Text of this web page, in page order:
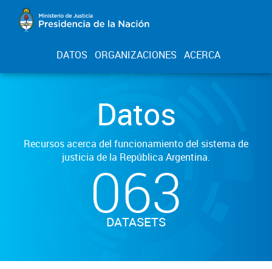
DATOS ORGANIZACIONES ACERCA
Datos
Recursos acerca del funcionamiento del sistema de
justicia de la República Argentina.
063
DATASETS